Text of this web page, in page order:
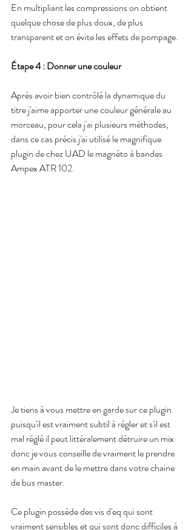
En multipliant les compressions on obtient
quelque chose de plus doux, de plus
transparent et on évite les effets de pompage.
Étape 4 : Donner une couleur
Après avoir bien contrôlé la dynamique du
titre j'aime apporter une couleur générale au
morceau, pour cela j'ai plusieurs méthodes,
dans ce cas précis j'ai utilisé le magnifique
plugin de chez UAD le magnéto à bandes
Ampex ATR 102.
Je tiens à vous mettre en garde sur ce plugin
puisqu'il est vraiment subtil à régler et s'il est
mal réglé il peut littéralement détruire un mix
donc je vous conseille de vraiment le prendre
en main avant de le mettre dans votre chaine
de bus master.
Ce plugin possède des vis d'eq qui sont
vraiment sensibles et qui sont donc difficiles à